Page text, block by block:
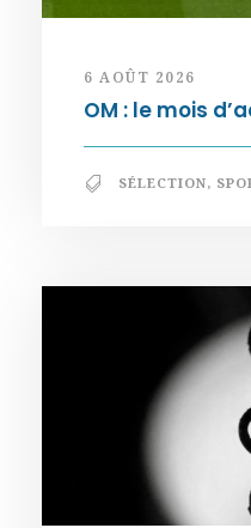
6 AOÛT 2026
OM : le mois
SÉLECTION,